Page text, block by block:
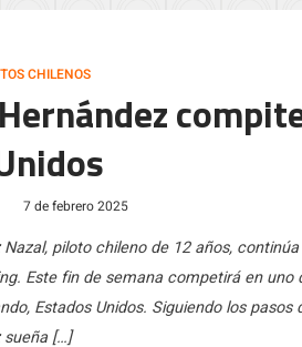
CHILENOS
7 de febrero 2025
piloto chileno de 12 años,
Este fin de semana competirá en
Estados Unidos. Siguiendo los
sueña […]